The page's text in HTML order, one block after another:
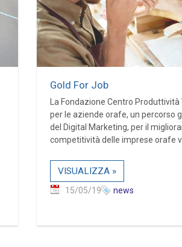
Gold For Job
La Fondazione Centro
per le aziende orafe, un percorso
del Digital Marketing, per il
competitività delle imprese orafe
VISUALIZZA »
15/05/19 news